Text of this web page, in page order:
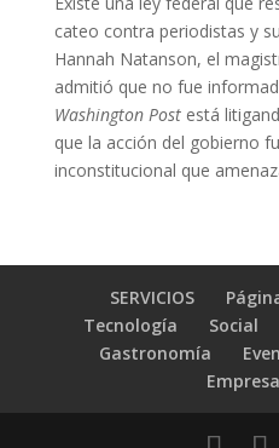
cateo contra periodistas y
Hannah Natanson, el
admitió que no fue
Washington Postestá
que la acción del gobierno
inconstitucional que
SERVICIOS
Tecnología
Social
Gastronomía